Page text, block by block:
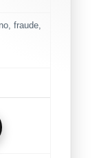
fraude,